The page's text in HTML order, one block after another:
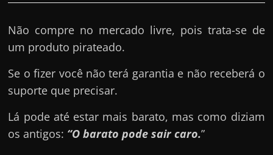
Não compre no mercado livre, pois trata-se de
um produto pirateado.
Se o fizer você não terá garantia e não receberá o
suporte que precisar.
Lá pode até estar mais barato, mas como diziam
os antigos: “O barato pode sair caro.”